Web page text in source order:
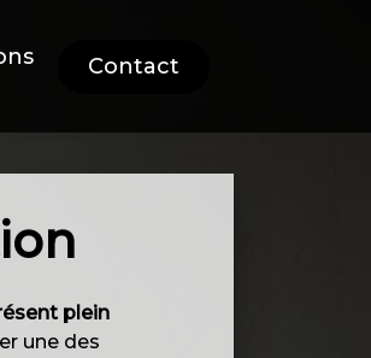
Contact
plein
une des